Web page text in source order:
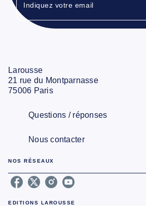
Indiquez votre email
Larousse
21 rue du Montparnasse
75006 Paris
Questions / réponses
Nous contacter
NOS RÉSEAUX
EDITIONS LAROUSSE